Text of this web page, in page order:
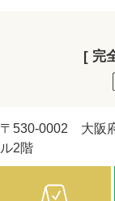
[ 完
〒530-0002 大阪
ル2階